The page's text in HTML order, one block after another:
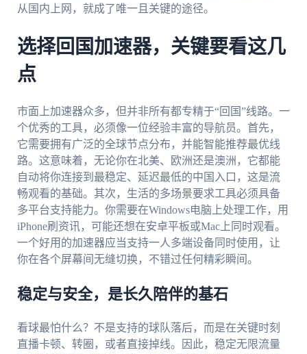
从国内上网，就成了唯一且关键的途径。
选择回国加速器，关键要看这几
点
市面上加速器众多，但并非所有都专精于“回国”线路。一
个优秀的工具，必须像一位经验丰富的导航员。首先，
它需要拥有广泛的全球节点分布，并能智能推荐最优线
路。这意味着，无论你在北美、欧洲还是澳洲，它都能
自动将你连接到最稳定、延迟最低的中国入口，这是流
畅观看的基础。其次，生活的多场景要求工具必须具备
多平台支持能力。你需要在Windows电脑上处理工作，用
iPhone刷资讯，可能还想在安卓平板或Mac上同时观看。
一个好用的加速器应当支持一人多端设备同时使用，让
你在各个屏幕间无缝切换，不错过任何精彩瞬间。
稳定与安全，是长久陪伴的基石
看球最怕什么？不是支持的球队落后，而是在关键时刻
直播卡顿、转圈，或者直接掉线。因此，稳定无限流量